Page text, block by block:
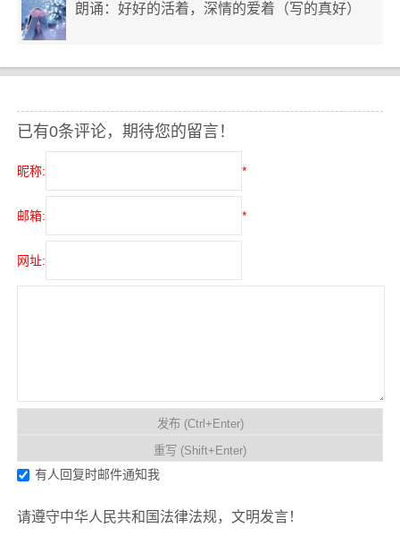
朗诵：好好的活着，深情的爱着（写的真好）
已有0条评论，期待您的留言！
昵称: *
邮箱: *
网址:
有人回复时邮件通知我
请遵守中华人民共和国法律法规，文明发言！